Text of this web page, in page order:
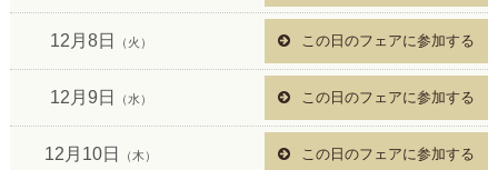
12月8日 （火） この日のフェアに参加する
12月9日 （水） この日のフェアに参加する
12月10日 （木） この日のフェアに参加する